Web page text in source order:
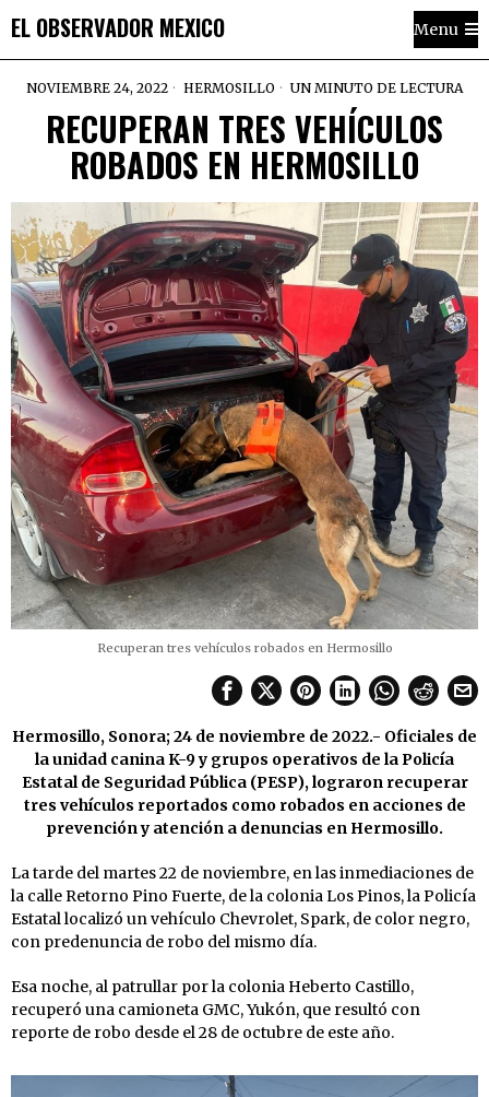
EL OBSERVADOR MEXICO Menu
NOVIEMBRE 24, 2022 HERMOSILLO UN MINUTO DE LECTURA
RECUPERAN TRES VEHÍCULOS
ROBADOS EN HERMOSILLO
Recuperan tres vehículos robados en Hermosillo
Hermosillo, Sonora; 24 de noviembre de 2022.- Oficiales de
la unidad canina K-9 y grupos operativos de la Policía
Estatal de Seguridad Pública (PESP), lograron recuperar
tres vehículos reportados como robados en acciones de
prevención y atención a denuncias en Hermosillo.
La tarde del martes 22 de noviembre, en las inmediaciones de
la calle Retorno Pino Fuerte, de la colonia Los Pinos, la Policía
Estatal localizó un vehículo Chevrolet, Spark, de color negro,
con predenuncia de robo del mismo día.
Esa noche, al patrullar por la colonia Heberto Castillo,
recuperó una camioneta GMC, Yukón, que resultó con
reporte de robo desde el 28 de octubre de este año.